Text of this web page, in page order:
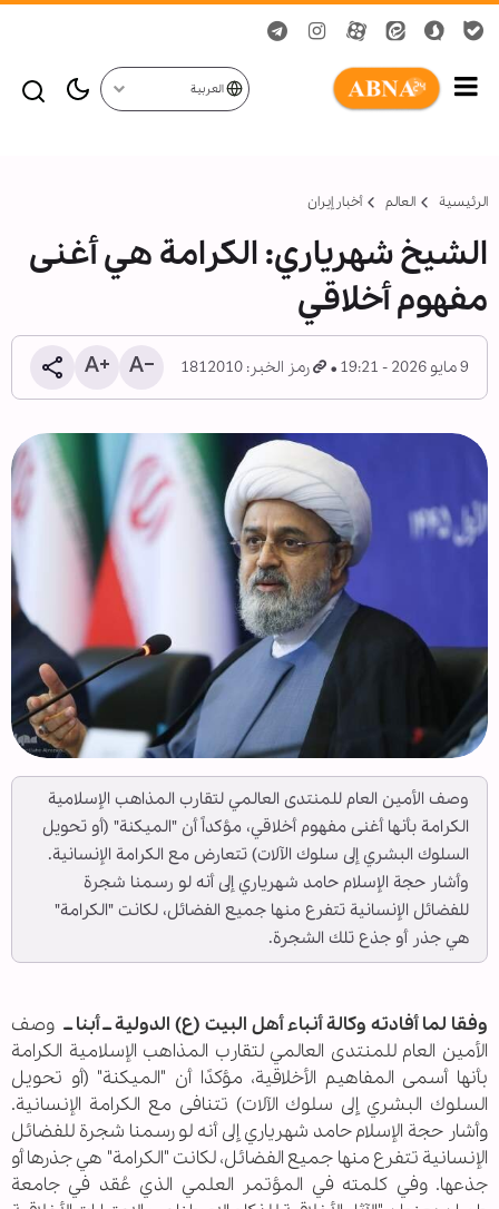
العربية
الرئيسية العالم أخبار إيران
الشيخ شهرياري: الكرامة هي أغنى
مفهوم أخلاقي
9 مايو 2026 - 19:21 رمز الخبر: 1812010
وصف الأمين العام للمنتدى العالمي لتقارب المذاهب الإسلامية
الكرامة بأنها أغنى مفهوم أخلاقي، مؤكداً أن "الميكنة" (أو تحويل
السلوك البشري إلى سلوك الآلات) تتعارض مع الكرامة الإنسانية.
وأشار حجة الإسلام حامد شهرياري إلى أنه لو رسمنا شجرة
للفضائل الإنسانية تتفرع منها جميع الفضائل، لكانت "الكرامة"
هي جذر أو جذع تلك الشجرة.
وفقا لما أفادته وكالة أنباء أهل البيت (ع) الدولية ــ أبنا ــ وصف
الأمين العام للمنتدى العالمي لتقارب المذاهب الإسلامية الكرامة
بأنها أسمى المفاهيم الأخلاقية، مؤكدًا أن "الميكنة" (أو تحويل
السلوك البشري إلى سلوك الآلات) تتنافى مع الكرامة الإنسانية.
وأشار حجة الإسلام حامد شهرياري إلى أنه لو رسمنا شجرة للفضائل
الإنسانية تتفرع منها جميع الفضائل، لكانت "الكرامة" هي جذرها أو
جذعها. وفي كلمته في المؤتمر العلمي الذي عُقد في جامعة